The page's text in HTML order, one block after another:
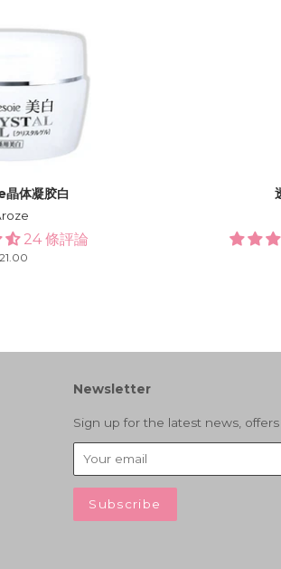
体凝胶白
24 條評論
Newsletter
Sign up for the latest news,